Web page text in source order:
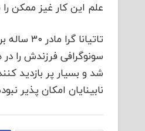
علم این کار غیز ممکن
نابینایان امکان پذیر